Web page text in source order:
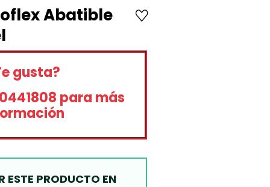
Abatible
gusta?
para más
ESTE PRODUCTO EN